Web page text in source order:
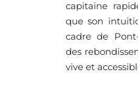
capitaine
que son
cadre de
des
vive et